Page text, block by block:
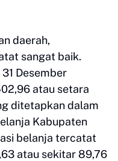
daerah,
sangat baik.
Desember
atau setara
ditetapkan dalam
Kabupaten
belanja tercatat
atau sekitar 89,76